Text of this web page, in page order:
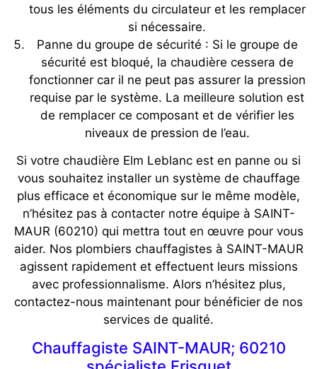
tous les éléments du circulateur et les remplacer
si nécessaire.
Panne du groupe de sécurité : Si le groupe de
sécurité est bloqué, la chaudière cessera de
fonctionner car il ne peut pas assurer la pression
requise par le système. La meilleure solution est
de remplacer ce composant et de vérifier les
niveaux de pression de l’eau.
Si votre chaudière Elm Leblanc est en panne ou si
vous souhaitez installer un système de chauffage
plus efficace et économique sur le même modèle,
n’hésitez pas à contacter notre équipe à SAINT-
MAUR (60210) qui mettra tout en œuvre pour vous
aider. Nos plombiers chauffagistes à SAINT-MAUR
agissent rapidement et effectuent leurs missions
avec professionnalisme. Alors n’hésitez plus,
contactez-nous maintenant pour bénéficier de nos
services de qualité.
Chauffagiste SAINT-MAUR; 60210